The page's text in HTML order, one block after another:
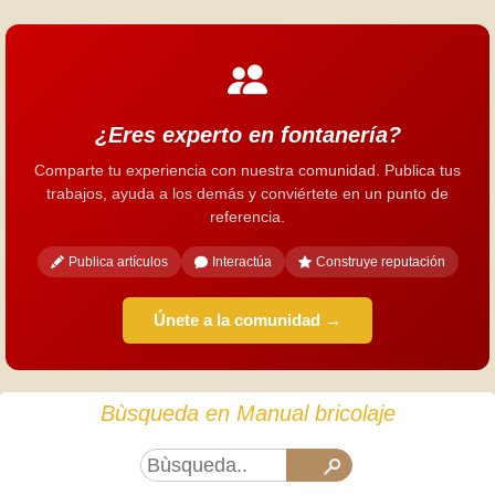
¿Eres experto en fontanería?
Comparte tu experiencia con nuestra comunidad. Publica tus
trabajos, ayuda a los demás y conviértete en un punto de
referencia.
Publica artículos Interactúa Construye reputación
Únete a la comunidad →
Bùsqueda en Manual bricolaje